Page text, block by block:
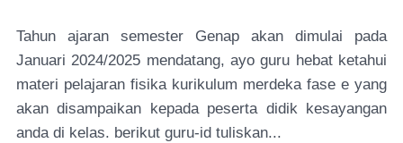
Tahun ajaran semester Genap akan dimulai pada
Januari 2024/2025 mendatang, ayo guru hebat ketahui
materi pelajaran fisika kurikulum merdeka fase e yang
akan disampaikan kepada peserta didik kesayangan
anda di kelas. berikut guru-id tuliskan...